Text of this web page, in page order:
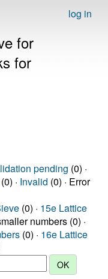
log in
for
for
pending (0) ·
(0) · Invalid (0) · Error
(0) · 15e Lattice
numbers (0) ·
(0) · 16e Lattice